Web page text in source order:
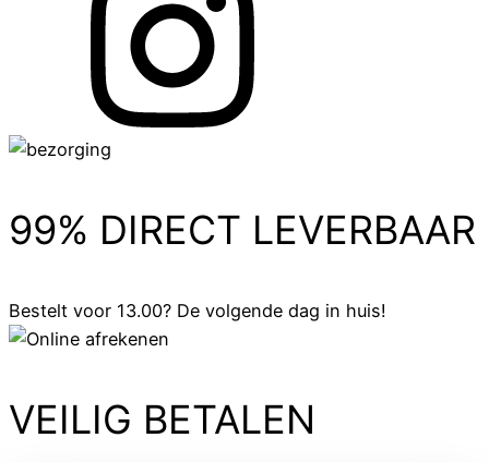
99% DIRECT LEVERBAAR
Bestelt voor 13.00? De volgende dag in huis!
VEILIG BETALEN